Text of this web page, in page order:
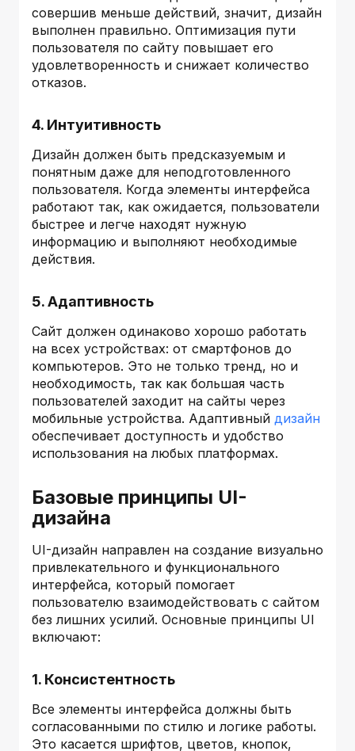
совершив меньше действий, значит, дизайн
выполнен правильно. Оптимизация пути
пользователя по сайту повышает его
удовлетворенность и снижает количество
отказов.
4. Интуитивность
Дизайн должен быть предсказуемым и
понятным даже для неподготовленного
пользователя. Когда элементы интерфейса
работают так, как ожидается, пользователи
быстрее и легче находят нужную
информацию и выполняют необходимые
действия.
5. Адаптивность
Сайт должен одинаково хорошо работать
на всех устройствах: от смартфонов до
компьютеров. Это не только тренд, но и
необходимость, так как большая часть
пользователей заходит на сайты через
мобильные устройства. Адаптивный дизайн
обеспечивает доступность и удобство
использования на любых платформах.
Базовые принципы UI-
дизайна
UI-дизайн направлен на создание визуально
привлекательного и функционального
интерфейса, который помогает
пользователю взаимодействовать с сайтом
без лишних усилий. Основные принципы UI
включают:
1. Консистентность
Все элементы интерфейса должны быть
согласованными по стилю и логике работы.
Это касается шрифтов, цветов, кнопок,